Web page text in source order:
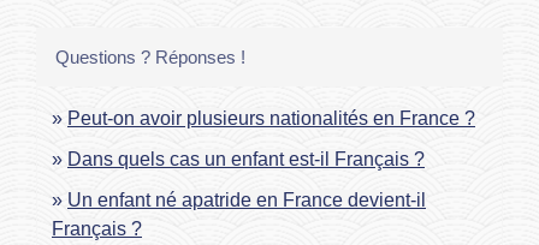
Questions ? Réponses !
Peut-on avoir plusieurs nationalités en France ?
Dans quels cas un enfant est-il Français ?
Un enfant né apatride en France devient-il
Français ?